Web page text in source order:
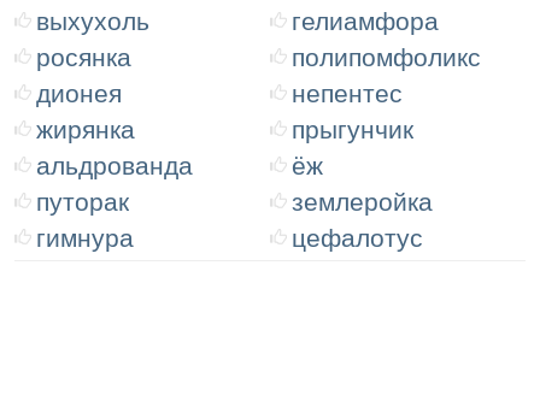
выхухоль
гелиамфора
росянка
полипомфоликс
дионея
непентес
жирянка
прыгунчик
альдрованда
ёж
путорак
землеройка
гимнура
цефалотус